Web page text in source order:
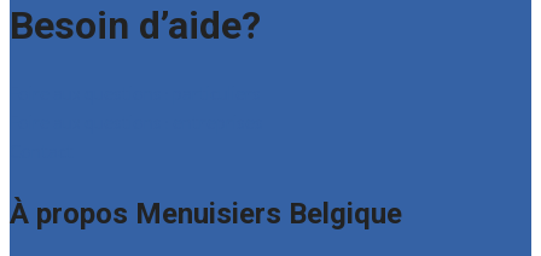
Besoin d’aide?
À propos Menuisiers Belgique